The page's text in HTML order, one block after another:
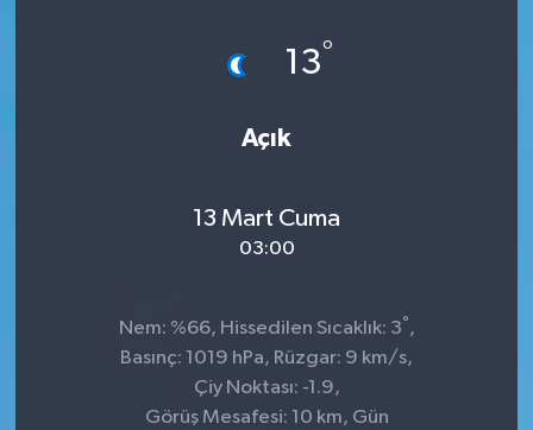
13°
Açık
13 Mart Cuma
03:00
Nem: %66, Hissedilen Sıcaklık: 3° ,
Basınç: 1019 hPa, Rüzgar: 9 km/s,
Çiy Noktası: -1.9,
Görüş Mesafesi: 10 km, Gün